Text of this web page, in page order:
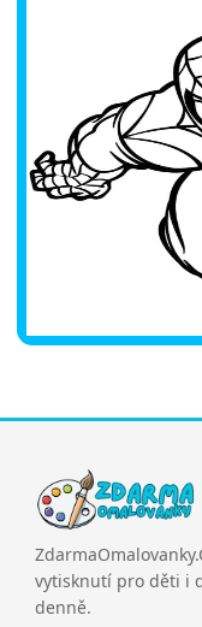
vytisknutí pro děti i
denně.